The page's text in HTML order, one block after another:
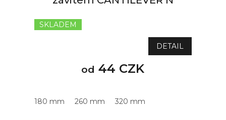
SKLADEM
od 44 CZK
DETAIL
180 mm 260 mm 320 mm